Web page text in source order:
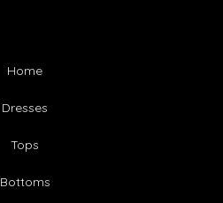
Home
Dresses
Tops
Bottoms